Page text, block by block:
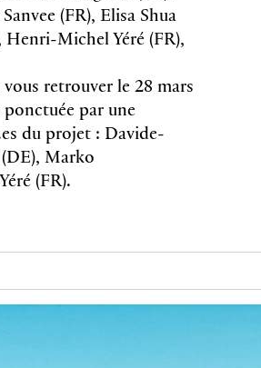
(FR), Elisa Shua
Michel Yéré (FR),
retrouver le 28 mars
par une
du projet : Davide-
Marko
(FR).